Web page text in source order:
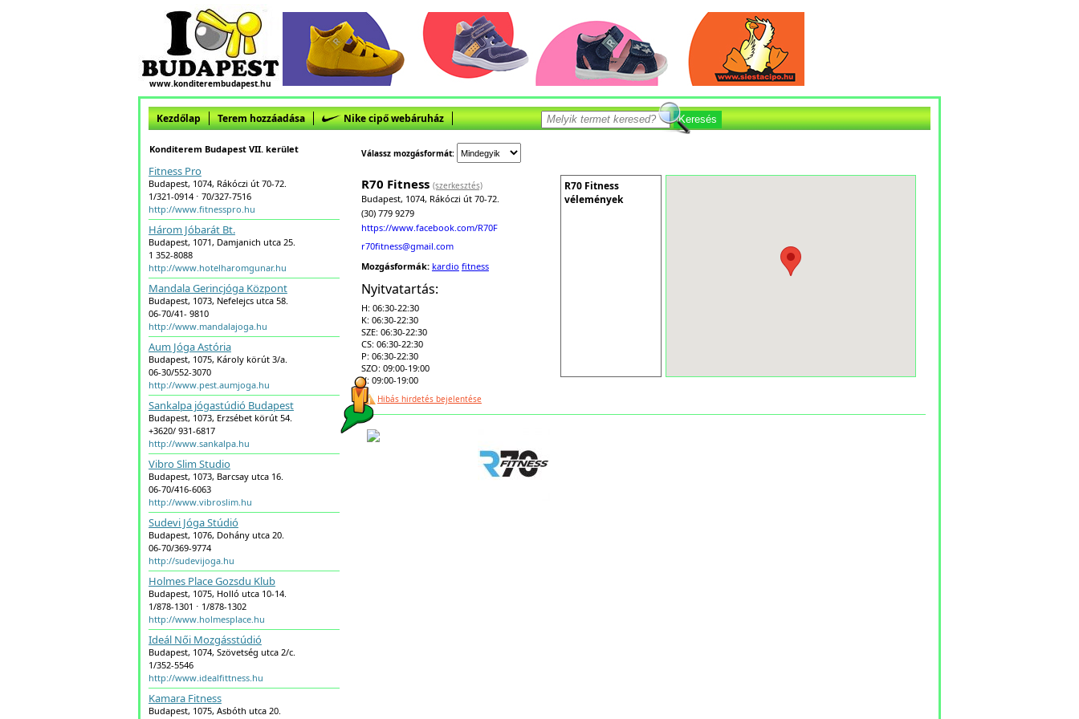
www.konditerembudapest.hu
Keresés
Kezdőlap Terem hozzáadása Nike cipő webáruház
Konditerem Budapest VII. kerület
Fitness Pro
Budapest, 1074, Rákóczi út 70-72.
1/321-0914 ⋅ 70/327-7516
http://www.fitnesspro.hu
Három Jóbarát Bt.
Budapest, 1071, Damjanich utca 25.
1 352-8088
http://www.hotelharomgunar.hu
Mandala Gerincjóga Központ
Budapest, 1073, Nefelejcs utca 58.
06-70/41- 9810
http://www.mandalajoga.hu
Aum Jóga Astória
Budapest, 1075, Károly körút 3/a.
06-30/552-3070
http://www.pest.aumjoga.hu
Sankalpa jógastúdió Budapest
Budapest, 1073, Erzsébet körút 54.
+3620/ 931-6817
http://www.sankalpa.hu
Vibro Slim Studio
Budapest, 1073, Barcsay utca 16.
06-70/416-6063
http://www.vibroslim.hu
Sudevi Jóga Stúdió
Budapest, 1076, Dohány utca 20.
06-70/369-9774
http://sudevijoga.hu
Holmes Place Gozsdu Klub
Budapest, 1075, Holló utca 10-14.
1/878-1301 ⋅ 1/878-1302
http://www.holmesplace.hu
Ideál Női Mozgásstúdió
Budapest, 1074, Szövetség utca 2/c.
1/352-5546
http://www.idealfittness.hu
Kamara Fitness
Budapest, 1075, Asbóth utca 20.
Válassz mozgásformát:
R70 Fitness (szerkesztés)
Budapest, 1074, Rákóczi út 70-72.
(30) 779 9279
https://www.facebook.com/R70Fitness
r70fitness@gmail.com
Mozgásformák: kardio fitness
Nyitvatartás:
H: 06:30-22:30
K: 06:30-22:30
SZE: 06:30-22:30
CS: 06:30-22:30
P: 06:30-22:30
SZO: 09:00-19:00
V: 09:00-19:00
Hibás hirdetés bejelentése
R70 Fitness
vélemények